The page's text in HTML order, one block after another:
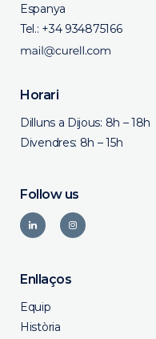
Espanya
Tel.: +34 934875166
Horari
Dilluns a Dijous: 8h – 18h
Divendres: 8h – 15h
Follow us
Enllaços
Equip
Història